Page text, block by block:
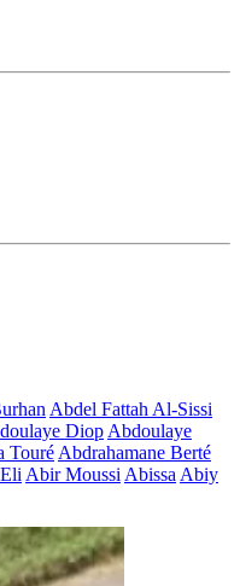
Abdel Fattah Al-Sissi
Diop Abdoulaye
Touré Abdrahamane Berté
Abir Moussi Abissa Abiy